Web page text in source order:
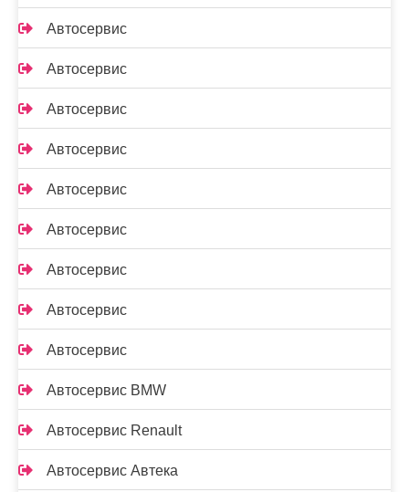
Автосервис
Автосервис
Автосервис
Автосервис
Автосервис
Автосервис
Автосервис
Автосервис
Автосервис
Автосервис BMW
Автосервис Renault
Автосервис Автека